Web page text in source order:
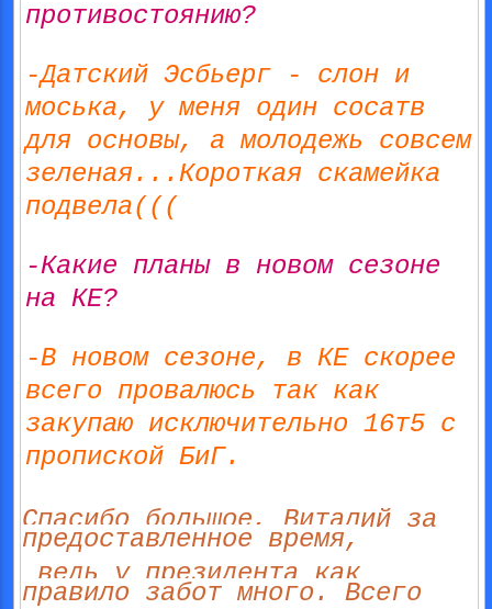
противостоянию?
-Датский Эсбьерг - слон и
моська, у меня один сосатв
для основы, а молодежь совсем
зеленая...Короткая скамейка
подвела(((
-Какие планы в новом сезоне
на КЕ?
-В новом сезоне, в КЕ скорее
всего провалюсь так как
закупаю исключительно 16т5 с
пропиской БиГ.
Спасибо большое, Виталий за
предоставленное время,
ведь у президента как
правило забот много. Всего